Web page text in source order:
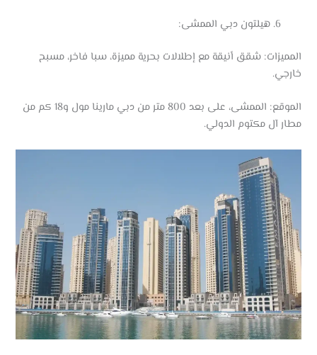
هيلتون دبي الممشى:
المميزات: شقق أنيقة مع إطلالات بحرية مميزة، سبا فاخر، مسبح
خارجي.
الموقع: الممشى، على بعد 800 متر من دبي مارينا مول و18 كم من
مطار آل مكتوم الدولي.